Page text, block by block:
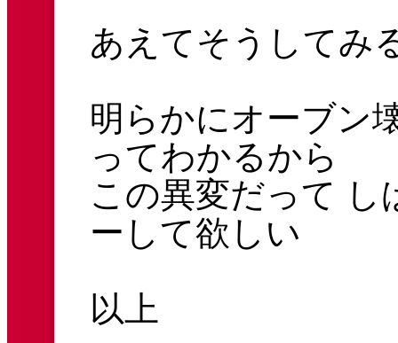
あえてそうしてみ
明らかにオーブン
ってわかるから
この異変だって し
ーして欲しい
以上